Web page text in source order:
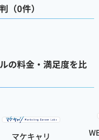
（0件）
の料金・満足度を比
マケキャリ